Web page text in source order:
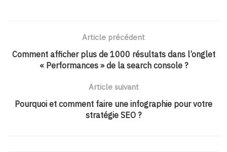
Article précédent
Comment afficher plus de 1000 résultats dans l’onglet
« Performances » de la search console ?
Article suivant
Pourquoi et comment faire une infographie pour votre
stratégie SEO ?